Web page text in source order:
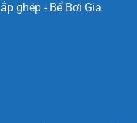
ghép - Bể Bơi Gia